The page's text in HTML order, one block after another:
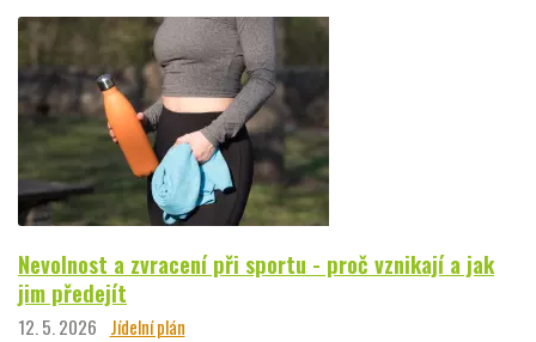
Nevolnost a zvracení při sportu - proč vznikají a jak
jim předejít
12. 5. 2026 Jídelní plán